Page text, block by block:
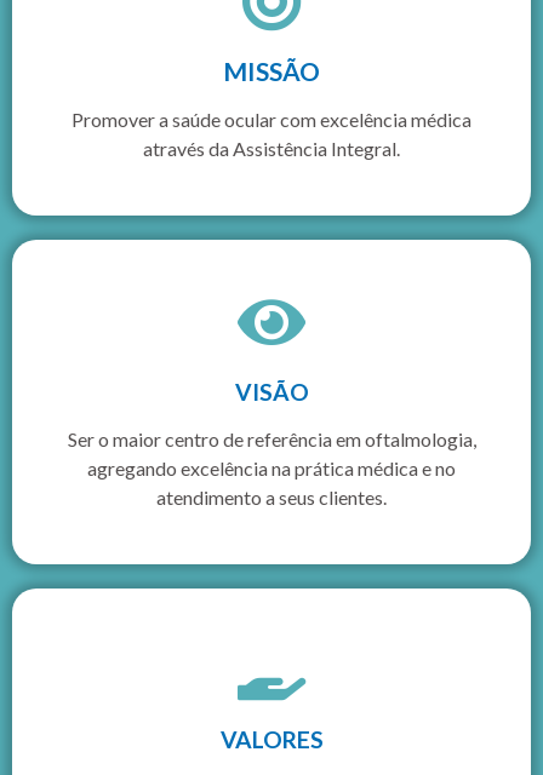
MISSÃO
Promover a saúde ocular com excelência médica
através da Assistência Integral.
VISÃO
Ser o maior centro de referência em oftalmologia,
agregando excelência na prática médica e no
atendimento a seus clientes.
VALORES